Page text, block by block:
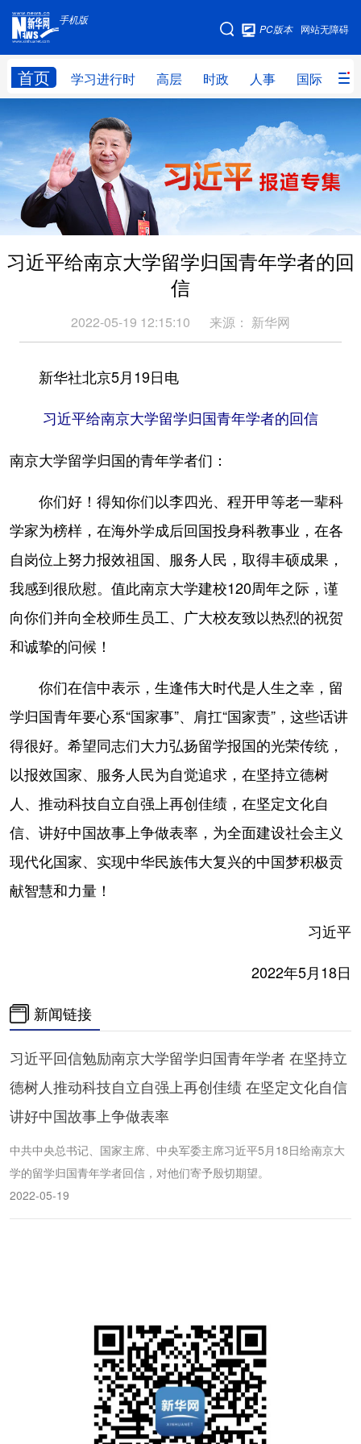
手机版
网站无障碍
PC版本
首页 学习进行时 高层 时政 人事 国际 财
手机版
网站地图
学习进行时 高层 人事
国际 财经 网评 港澳
台湾 思客智库 全球连线 教育
科技 科创 量子
文化 书画 健康 军事
中央文件 金融
城市 旅游 能源 会展
彩票 娱乐 时尚
公益 一带一路 亚太网 上市公司
文化产业
地方频道
北京 天津 河北 山西
辽宁
浙江 安徽 福建 江西
山东 河南 湖北 湖南
四川 贵州 云南 西藏
陕西 甘肃 青海 宁夏
新疆 内蒙古 黑龙江
Deutsch Português
习近平给南京大学留学归国青年学者的回
信
2022-05-19 12:15:10 来源： 新华网
新华社北京5月19日电
习近平给南京大学留学归国青年学者的回信
南京大学留学归国的青年学者们：
你们好！得知你们以李四光、程开甲等老一辈科
学家为榜样，在海外学成后回国投身科教事业，在各
自岗位上努力报效祖国、服务人民，取得丰硕成果，
我感到很欣慰。值此南京大学建校120周年之际，谨
向你们并向全校师生员工、广大校友致以热烈的祝贺
和诚挚的问候！
你们在信中表示，生逢伟大时代是人生之幸，留
学归国青年要心系“国家事”、肩扛“国家责”，这些话讲
得很好。希望同志们大力弘扬留学报国的光荣传统，
以报效国家、服务人民为自觉追求，在坚持立德树
人、推动科技自立自强上再创佳绩，在坚定文化自
信、讲好中国故事上争做表率，为全面建设社会主义
现代化国家、实现中华民族伟大复兴的中国梦积极贡
献智慧和力量！
习近平
2022年5月18日
新闻链接
习近平回信勉励南京大学留学归国青年学者 在坚持立
德树人推动科技自立自强上再创佳绩 在坚定文化自信
讲好中国故事上争做表率
中共中央总书记、国家主席、中央军委主席习近平5月18日给南京大
学的留学归国青年学者回信，对他们寄予殷切期望。
2022-05-19